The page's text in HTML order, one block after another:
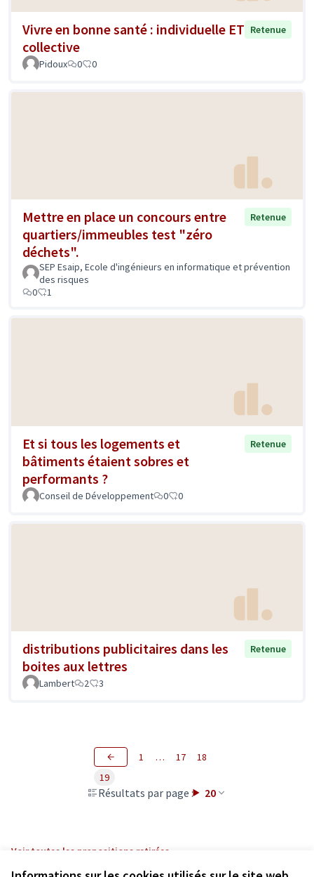
Vivre en bonne santé : individuelle ET
collective
Retenue
Pidoux 0 0
Mettre en place un concours entre
quartiers/immeubles test "zéro
déchets".
Retenue
SEP Esaip, Ecole d'ingénieurs en informatique et prévention
des risques
0
1
Et si tous les logements et
bâtiments étaient sobres et
performants ?
Retenue
Conseil de Développement 0 0
distributions publicitaires dans les
boites aux lettres
Retenue
Lambert 2 3
Résultats par page : 20
1 … 17
18
19
Voir toutes les propositions retirées